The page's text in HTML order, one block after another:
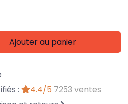
Ajouter au panier
:
4.4/5 7253 ventes